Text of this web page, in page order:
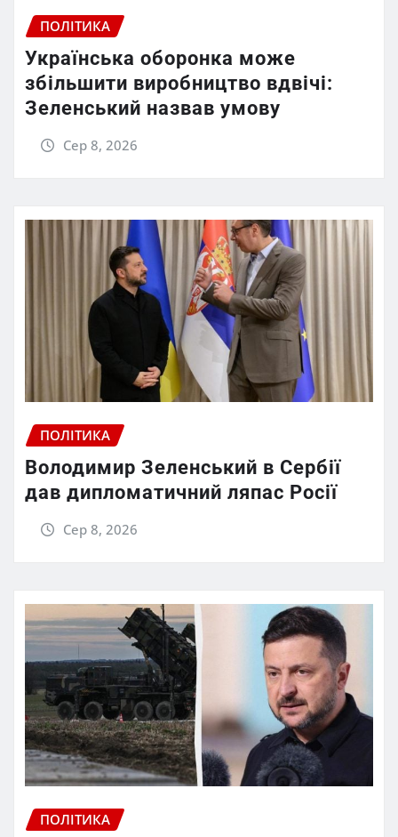
ПОЛІТИКА
Українська оборонка може
збільшити виробництво вдвічі:
Зеленський назвав умову
Сер 8, 2026
ПОЛІТИКА
Володимир Зеленський в Сербії
дав дипломатичний ляпас Росії
Сер 8, 2026
ПОЛІТИКА